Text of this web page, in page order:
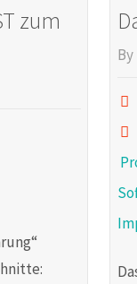
zum
By